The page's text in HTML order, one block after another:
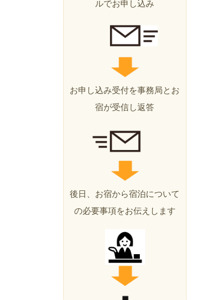
ルでお申し込み
お申し込み受付を事務局とお
宿が受信し返答
後日、お宿から宿泊について
の必要事項をお伝えします